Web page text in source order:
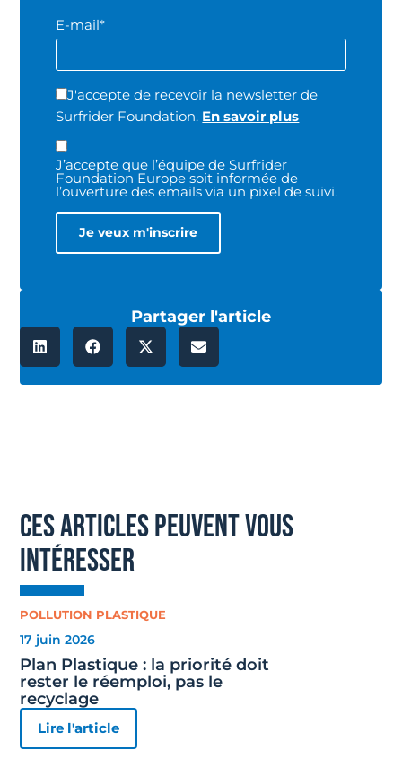
E-mail*
J'accepte de recevoir la newsletter de
Surfrider Foundation. En savoir plus
J’accepte que l’équipe de Surfrider
Foundation Europe soit informée de
l’ouverture des emails via un pixel de suivi.
Partager l'article
ces articles peuvent vous
intéresser
POLLUTION PLASTIQUE
17 juin 2026
Plan Plastique : la priorité doit
rester le réemploi, pas le
recyclage
Lire l'article